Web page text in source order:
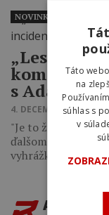
„Les nie je
s Adamom
4. DECEMBRA 2018
"Je to životný
ďalšom komentári
vyhrážkam lesníka
NOVINKY
AKTUALITY
Táto
na
súhlas s
v